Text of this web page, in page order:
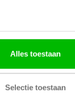
Alles toestaan
Selectie toestaan